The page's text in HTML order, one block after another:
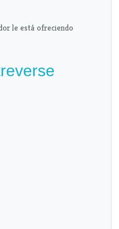
le está ofreciendo